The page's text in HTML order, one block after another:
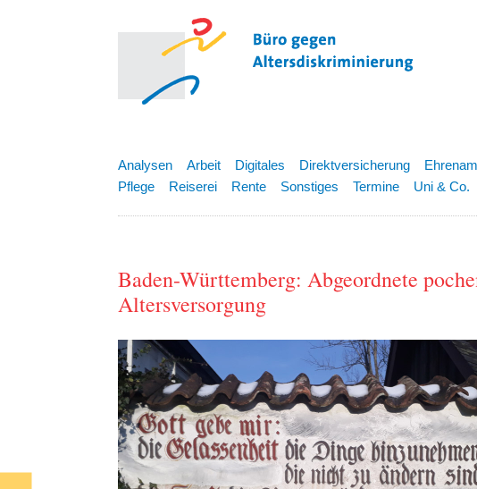
Analysen Arbeit Digitales Direktversicherung
Pflege
Reiserei Rente Sonstiges Termine Uni & Co.
Baden-Württemberg: Abgeordnete
Altersversorgung